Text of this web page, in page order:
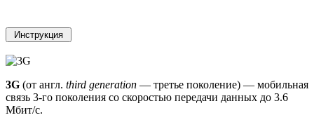
3G (от англ. third generation — третье поколение) — мобильная
связь 3-го поколения со скоростью передачи данных до 3.6
Мбит/с.